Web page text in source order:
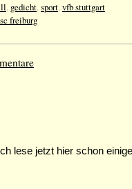
, gedicht,sport,vfb stuttgart
sc freiburg
lese jetzt hier schon